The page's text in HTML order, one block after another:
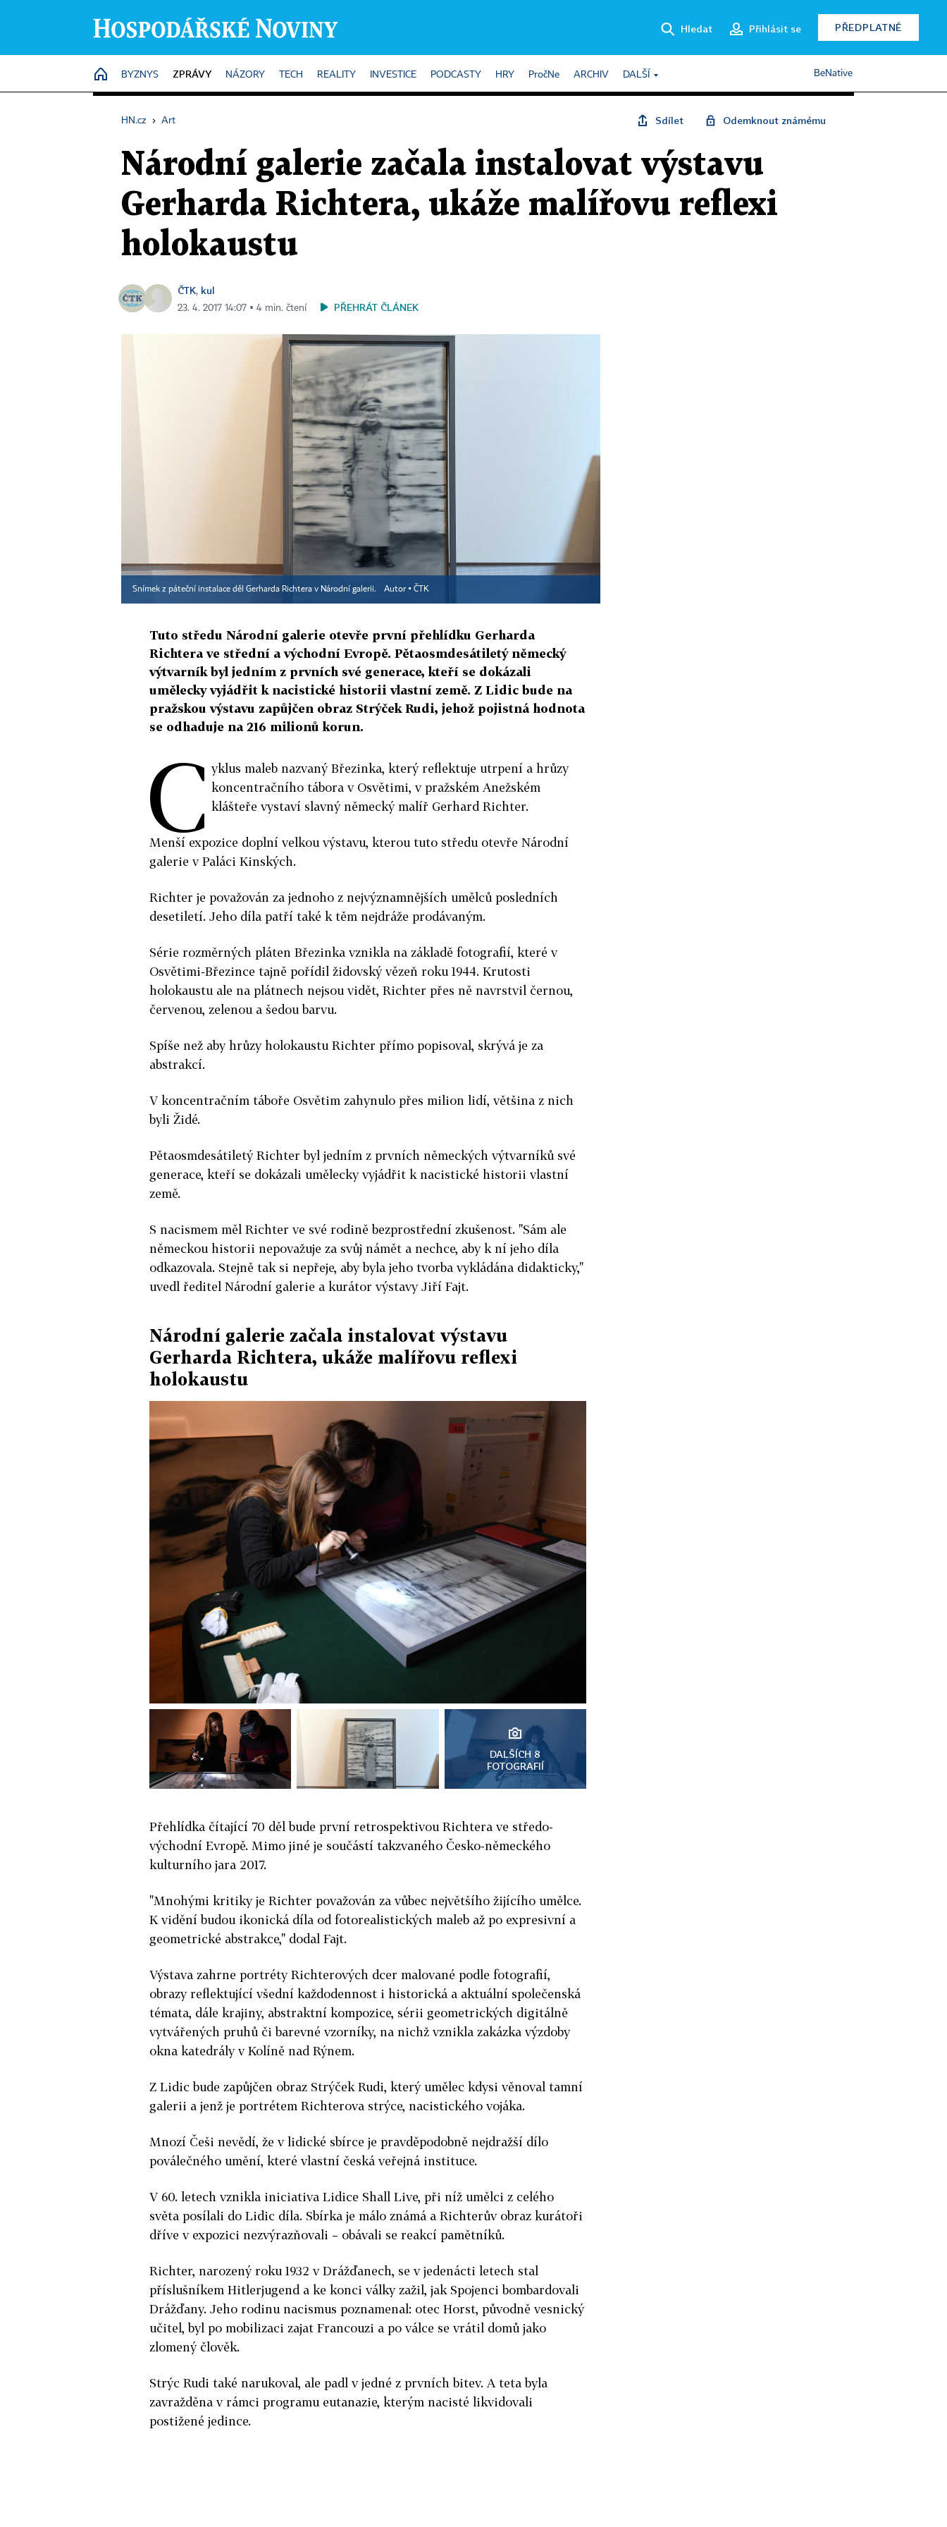
Hledat Přihlásit se PŘEDPLATNÉ
HOME
BYZNYS ZPRÁVY NÁZORY TECH REALITY INVESTICE PODCASTY HRY PročNe ARCHIV DALŠÍ BeNative
HN.cz › Art Sdílet Odemknout známému
Národní galerie začala instalovat výstavu
Gerharda Richtera, ukáže malířovu reflexi
holokaustu
ČTK, kul
23. 4. 2017 14:07 ▪ 4 min. čtení PŘEHRÁT ČLÁNEK
Snímek z páteční instalace děl Gerharda Richtera v Národní galerii. Autor ▪ ČTK
Tuto středu Národní galerie otevře první přehlídku Gerharda
Richtera ve střední a východní Evropě. Pětaosmdesátiletý německý
výtvarník byl jedním z prvních své generace, kteří se dokázali
umělecky vyjádřit k nacistické historii vlastní země. Z Lidic bude na
pražskou výstavu zapůjčen obraz Strýček Rudi, jehož pojistná hodnota
se odhaduje na 216 milionů korun.
C yklus maleb nazvaný Březinka, který reflektuje utrpení a hrůzy
koncentračního tábora v Osvětimi, v pražském Anežském
klášteře vystaví slavný německý malíř Gerhard Richter.
Menší expozice doplní velkou výstavu, kterou tuto středu otevře Národní
galerie v Paláci Kinských.
Richter je považován za jednoho z nejvýznamnějších umělců posledních
desetiletí. Jeho díla patří také k těm nejdráže prodávaným.
Série rozměrných pláten Březinka vznikla na základě fotografií, které v
Osvětimi-Březince tajně pořídil židovský vězeň roku 1944. Krutosti
holokaustu ale na plátnech nejsou vidět, Richter přes ně navrstvil černou,
červenou, zelenou a šedou barvu.
Spíše než aby hrůzy holokaustu Richter přímo popisoval, skrývá je za
abstrakcí.
V koncentračním táboře Osvětim zahynulo přes milion lidí, většina z nich
byli Židé.
Pětaosmdesátiletý Richter byl jedním z prvních německých výtvarníků své
generace, kteří se dokázali umělecky vyjádřit k nacistické historii vlastní
země.
S nacismem měl Richter ve své rodině bezprostřední zkušenost. "Sám ale
německou historii nepovažuje za svůj námět a nechce, aby k ní jeho díla
odkazovala. Stejně tak si nepřeje, aby byla jeho tvorba vykládána didakticky,"
uvedl ředitel Národní galerie a kurátor výstavy Jiří Fajt.
Národní galerie začala instalovat výstavu
Gerharda Richtera, ukáže malířovu reflexi
holokaustu
DALŠÍCH 8
FOTOGRAFIÍ
Přehlídka čítající 70 děl bude první retrospektivou Richtera ve středo-
východní Evropě. Mimo jiné je součástí takzvaného Česko-německého
kulturního jara 2017.
"Mnohými kritiky je Richter považován za vůbec největšího žijícího umělce.
K vidění budou ikonická díla od fotorealistických maleb až po expresivní a
geometrické abstrakce," dodal Fajt.
Výstava zahrne portréty Richterových dcer malované podle fotografií,
obrazy reflektující všední každodennost i historická a aktuální společenská
témata, dále krajiny, abstraktní kompozice, sérii geometrických digitálně
vytvářených pruhů či barevné vzorníky, na nichž vznikla zakázka výzdoby
okna katedrály v Kolíně nad Rýnem.
Z Lidic bude zapůjčen obraz Strýček Rudi, který umělec kdysi věnoval tamní
galerii a jenž je portrétem Richterova strýce, nacistického vojáka.
Mnozí Češi nevědí, že v lidické sbírce je pravděpodobně nejdražší dílo
poválečného umění, které vlastní česká veřejná instituce.
V 60. letech vznikla iniciativa Lidice Shall Live, při níž umělci z celého
světa posílali do Lidic díla. Sbírka je málo známá a Richterův obraz kurátoři
dříve v expozici nezvýrazňovali – obávali se reakcí pamětníků.
Richter, narozený roku 1932 v Drážďanech, se v jedenácti letech stal
příslušníkem Hitlerjugend a ke konci války zažil, jak Spojenci bombardovali
Drážďany. Jeho rodinu nacismus poznamenal: otec Horst, původně vesnický
učitel, byl po mobilizaci zajat Francouzi a po válce se vrátil domů jako
zlomený člověk.
Strýc Rudi také narukoval, ale padl v jedné z prvních bitev. A teta byla
zavražděna v rámci programu eutanazie, kterým nacisté likvidovali
postižené jedince.